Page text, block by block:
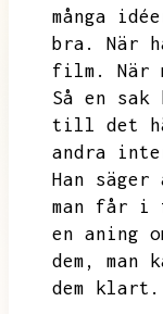
många
bra.
När
film.
När
Så en sak
till det
andra
Han
man får i
en aning
dem,
man
dem klart.